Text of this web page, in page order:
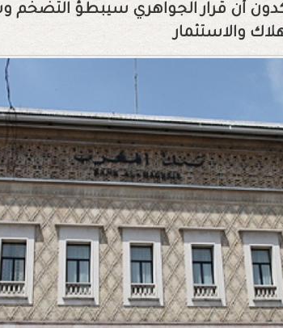
أن قرار الجواهري سيبطؤ
والاستثمار